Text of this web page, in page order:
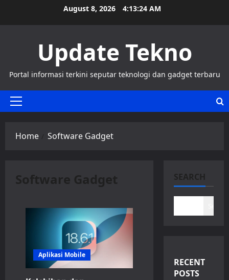
August 8, 2026 4:13:24 AM
Update Tekno
Portal informasi terkini seputar teknologi dan gadget terbaru
Primary
Home Software Gadget
Software Gadget
Aplikasi Mobile
SEARCH
RECENT
POSTS